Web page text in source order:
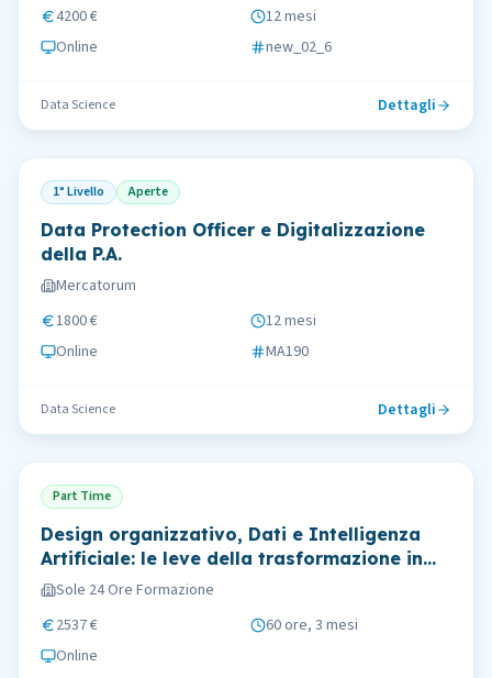
4200 €
12 mesi
Online
new_02_6
Data Science Dettagli
1° Livello Aperte
Data Protection Officer e Digitalizzazione
della P.A.
Mercatorum
1800 €
12 mesi
Online
MA190
Data Science Dettagli
Part Time
Design organizzativo, Dati e Intelligenza
Artificiale: le leve della trasformazione in
azienda
Sole 24 Ore Formazione
2537 €
60 ore, 3 mesi
Online